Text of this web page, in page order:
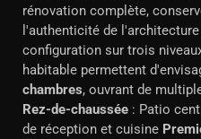
rénovation complète,
l'authenticité de
configuration sur trois
habitable permettent
chambres, ouvrant de
Rez-de-chaussée : Patio
de réception et cuisine